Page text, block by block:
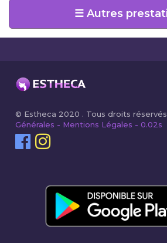
☰ Autres
© Estheca 2020 . Tous droits
Générales - Mentions Légales - 0.02s